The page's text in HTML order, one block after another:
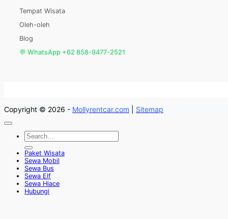
Tempat Wisata
Oleh-oleh
Blog
💬 WhatsApp +62 858-9477-2521
Copyright © 2026 - Mollyrentcar.com Sitemap
Paket Wisata
Sewa Mobil
Sewa Bus
Sewa Elf
Sewa Hiace
Hubungi